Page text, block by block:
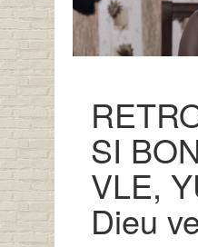
SI
VLE,
Dieu